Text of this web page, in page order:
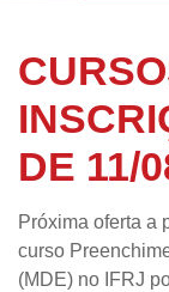
DE 11/
Próxima oferta a
curso
(MDE) no IFRJ